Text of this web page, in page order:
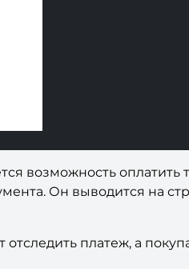
возможность оплатить
Он выводится на
платеж, а